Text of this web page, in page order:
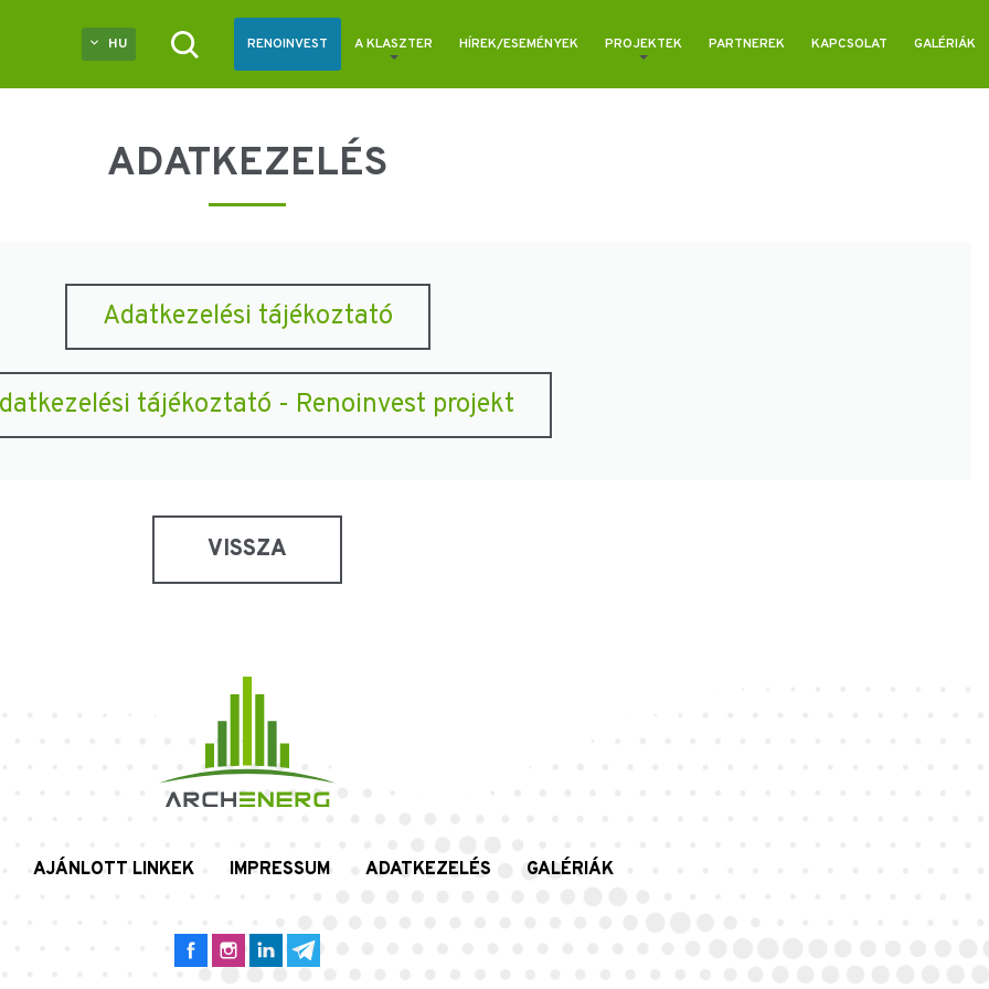
HU RENOINVEST A KLASZTER HÍREK/ESEMÉNYEK PROJEKTEK PARTNEREK KAPCSOLAT GALÉRIÁK
ADATKEZELÉS
Adatkezelési tájékoztató
tájékoztató - Renoinvest projekt
VISSZA
AJÁNLOTT LINKEK IMPRESSUM ADATKEZELÉS GALÉRIÁK